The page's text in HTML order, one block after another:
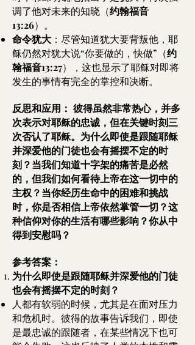
调了他对未来的知晓（约翰福音
13:26）。
命令犹大 ：尽管知道犹大要背叛他，耶
稣仍然对犹大说“你要做的，快做”（约
翰福音13:27），这也显示了耶稣对即将
发生的事情有完全的掌控和决断。
反思和应用： 彼得虽然非常热心，并多
次表示对耶稣的忠诚，但在关键时刻三
次否认了耶稣。为什么即使是跟随耶稣
并深爱他的门徒也会有摇摆不定的时
刻？当我们知道十字架的痛苦是必然
的，但我们如何看待上帝在这一切中的
主权？当你经历生命中的困难和挑战
时，你是否相信上帝依然掌管一切？这
种信仰对你的生活有哪些影响？你从中
得到安慰吗？
参考答案：
为什么即使是跟随耶稣并深爱他的门徒
也会有摇摆不定的时刻？
人都有软弱的时候，尤其是在面对压力
和危机时。彼得的故事告诉我们，即使
是最忠诚的跟随者，在某些情况下也可